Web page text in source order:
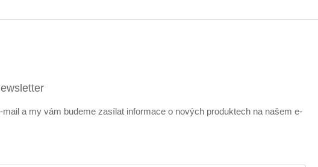
mail a my vám budeme zasílat informace o nových produktech na našem e-